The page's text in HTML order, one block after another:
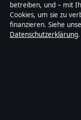
Abendfokus ist ein
Technik und
betreiben, und – mit
Cookies, um sie zu
finanzieren. Siehe
Datenschutzerklärung.